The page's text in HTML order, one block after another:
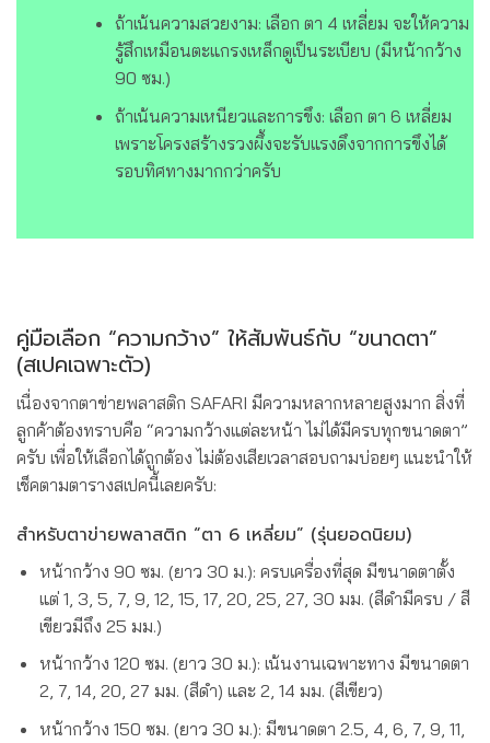
ถ้าเน้นความสวยงาม: เลือก ตา 4 เหลี่ยม จะให้ความ
รู้สึกเหมือนตะแกรงเหล็กดูเป็นระเบียบ (มีหน้ากว้าง
90 ซม.)
ถ้าเน้นความเหนียวและการขึง: เลือก ตา 6 เหลี่ยม
เพราะโครงสร้างรวงผึ้งจะรับแรงดึงจากการขึงได้
รอบทิศทางมากกว่าครับ
คู่มือเลือก “ความกว้าง” ให้สัมพันธ์กับ “ขนาดตา”
(สเปคเฉพาะตัว)
เนื่องจากตาข่ายพลาสติก SAFARI มีความหลากหลายสูงมาก สิ่งที่
ลูกค้าต้องทราบคือ “ความกว้างแต่ละหน้า ไม่ได้มีครบทุกขนาดตา”
ครับ เพื่อให้เลือกได้ถูกต้อง ไม่ต้องเสียเวลาสอบถามบ่อยๆ แนะนำให้
เช็คตามตารางสเปคนี้เลยครับ:
สำหรับตาข่ายพลาสติก “ตา 6 เหลี่ยม” (รุ่นยอดนิยม)
หน้ากว้าง 90 ซม. (ยาว 30 ม.): ครบเครื่องที่สุด มีขนาดตาตั้ง
แต่ 1, 3, 5, 7, 9, 12, 15, 17, 20, 25, 27, 30 มม. (สีดำมีครบ / สี
เขียวมีถึง 25 มม.)
หน้ากว้าง 120 ซม. (ยาว 30 ม.): เน้นงานเฉพาะทาง มีขนาดตา
2, 7, 14, 20, 27 มม. (สีดำ) และ 2, 14 มม. (สีเขียว)
หน้ากว้าง 150 ซม. (ยาว 30 ม.): มีขนาดตา 2.5, 4, 6, 7, 9, 11,